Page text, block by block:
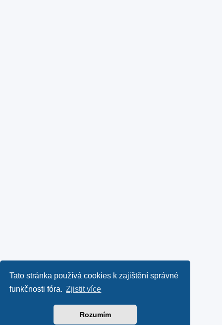
Tato stránka používá cookies k zajištění správné
funkčnosti fóra. Zjistit více
Rozumím